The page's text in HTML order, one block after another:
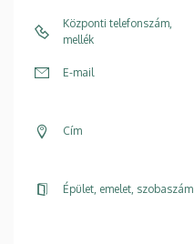
Központi telefonszám,
mellék
E-mail
Cím
Épület, emelet, szobaszám